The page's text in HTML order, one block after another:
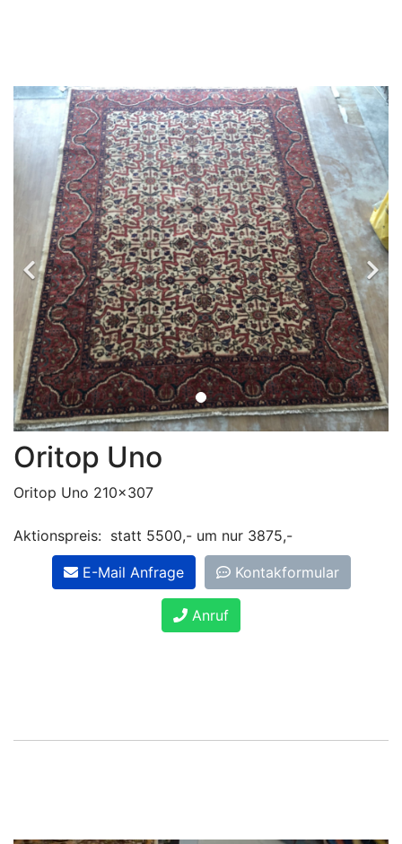
Oritop Uno
Oritop Uno 210x307
Aktionspreis: statt 5500,- um nur 3875,-
E-Mail Anfrage Kontakformular
Anruf